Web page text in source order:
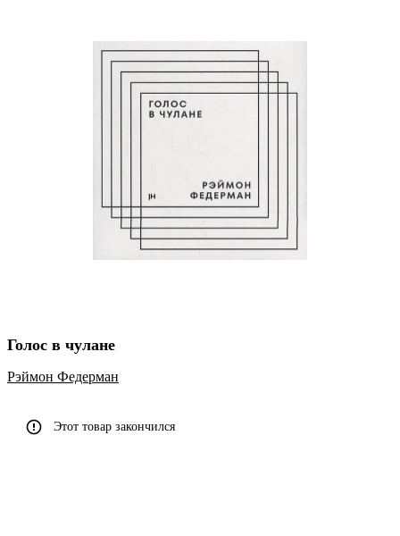
Голос в чулане
Рэймон Федерман
Этот товар закончился